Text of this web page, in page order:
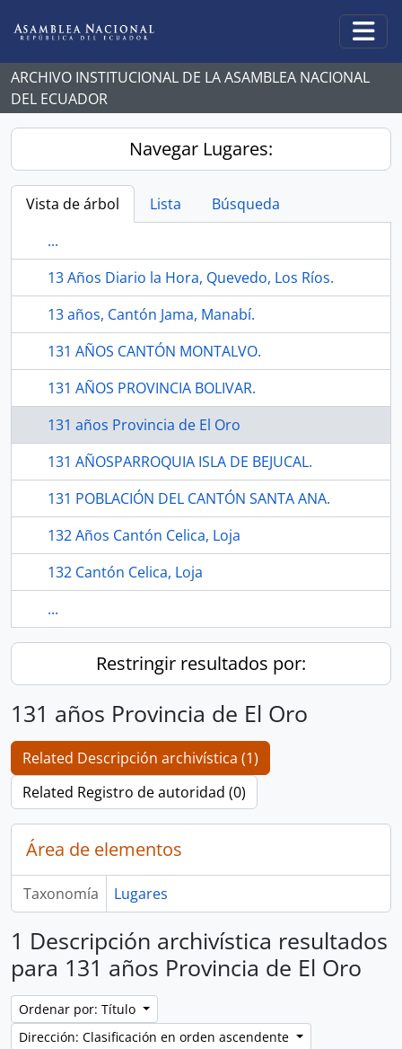
ARCHIVO INSTITUCIONAL DE LA ASAMBLEA NACIONAL
DEL ECUADOR
Navegar Lugares:
Vista de árbol Lista
Búsqueda
...
13 Años Diario la Hora, Quevedo, Los Ríos.
13 años, Cantón Jama, Manabí.
131 AÑOS CANTÓN MONTALVO.
131 AÑOS PROVINCIA BOLIVAR.
131 años Provincia de El Oro
131 AÑOSPARROQUIA ISLA DE BEJUCAL.
131 POBLACIÓN DEL CANTÓN SANTA ANA.
132 Años Cantón Celica, Loja
132 Cantón Celica, Loja
...
Restringir resultados por:
131 años Provincia de El Oro
Related Descripción archivística (1)
Related Registro de autoridad (0)
Área de elementos
Taxonomía Lugares
1 Descripción archivística resultados
para 131 años Provincia de El Oro
Ordenar por: Título
Dirección: Clasificación en orden ascendente